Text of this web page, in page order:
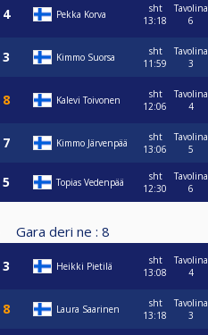
Pekka Korva
sht
13:18
Tavolina
6
Kimmo Suorsa
sht
11:59
Tavolina
3
Kalevi Toivonen
sht
12:06
Tavolina
4
Kimmo Järvenpää
sht
13:06
Tavolina
5
Topias Vedenpää
sht
12:30
Tavolina
6
Gara deri ne : 8
Heikki Pietilä
sht
13:08
Tavolina
4
Laura Saarinen
sht
13:18
Tavolina
3